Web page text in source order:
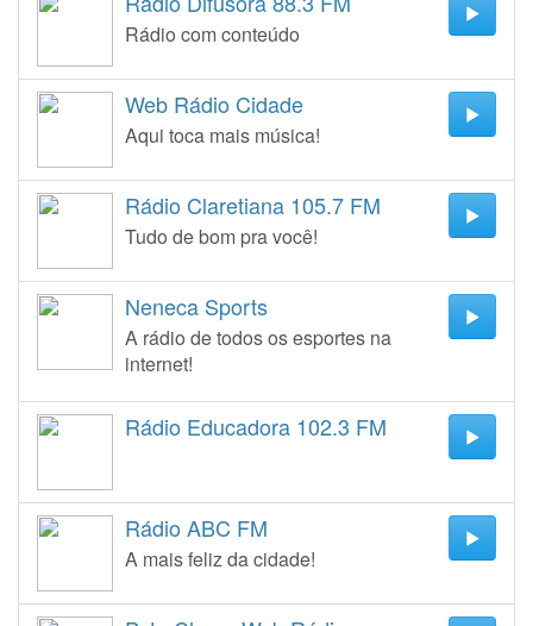
Rádio com conteúdo
Web Rádio Cidade
Aqui toca mais música!
Rádio Claretiana 105.7 FM
Tudo de bom pra você!
Neneca Sports
A rádio de todos os esportes na
internet!
Rádio Educadora 102.3 FM
Rádio ABC FM
A mais feliz da cidade!